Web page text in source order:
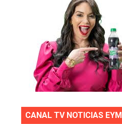
CANAL TV NOTICIAS EYM